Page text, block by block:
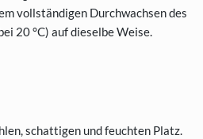
vollständigen Durchwachsen des
20 °C) auf dieselbe Weise.
schattigen und feuchten Platz.